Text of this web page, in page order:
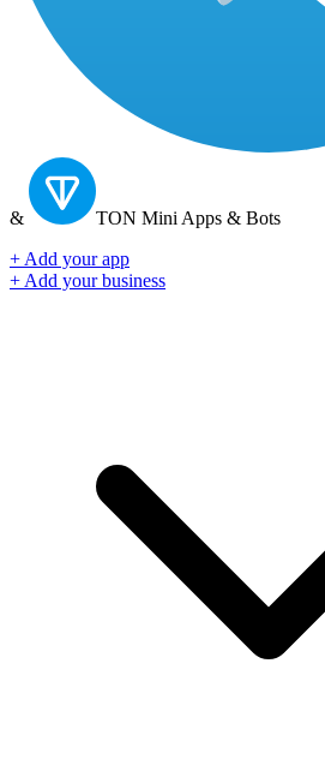
& TON Mini Apps & Bots
+ Add your app
+ Add your business